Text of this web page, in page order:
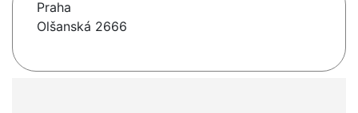
Praha
Olšanská 2666